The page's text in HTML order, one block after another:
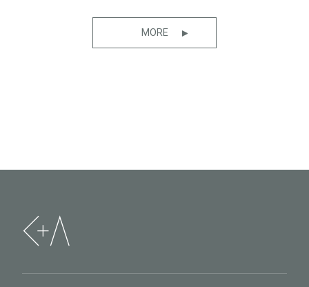
MORE